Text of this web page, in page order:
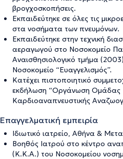
βρογχοσκοπήσεις.
Εκπαιδεύτηκε σε όλες τις
στα νοσήματα των πνευμόνων.
Εκπαιδεύτηκε στην τεχνική
αεραγωγού στο Νοσοκομείο
Αναισθησιολογικό τμήμα
Νοσοκομείο “Ευαγγελισμός”.
Κατέχει πιστοποιητικό
εκδήλωση “Οργάνωση Ομάδας
Καρδιοαναπνευστικής
Επαγγελματική εμπειρία
Ιδιωτικό ιατρείο, Αθήνα &
Βοηθός Ιατρού στο κέντρο
(Κ.Κ.Α.) του Νοσοκομείου